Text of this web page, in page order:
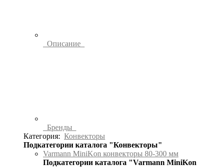
Описание
Бренды
Категория: Конвекторы
Подкатегории каталога "Конвекторы"
Varmann MiniKon конвекторы 80-300 мм
Подкатегории каталога "Varmann MiniKon